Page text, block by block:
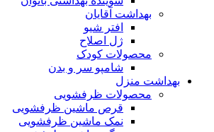
بهداشت آقایان
افتر شیو
ژل اصلاح
محصولات کودک
شامپو سر و بدن
بهداشت منزل
محصولات ظرفشویی
قرص ماشین ظرفشویی
نمک ماشین ظرفشویی